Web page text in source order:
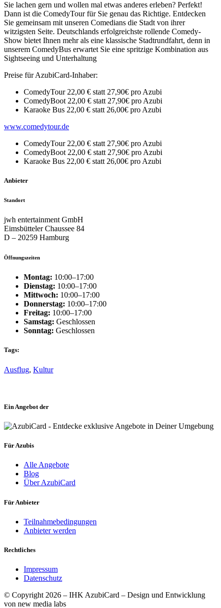
Sie lachen gern und wollen mal etwas anderes erleben? Perfekt!
Dann ist die ComedyTour für Sie genau das Richtige. Entdecken
Sie gemeinsam mit unseren Comedians die Stadt von ihrer
witzigsten Seite. Deutschlands erfolgreichste rollende Comedy-
Show bietet Ihnen mehr als eine klassische Stadtrundfahrt, denn in
unserem ComedyBus erwartet Sie eine spritzige Kombination aus
Sightseeing und Unterhaltung
Preise für AzubiCard-Inhaber:
ComedyTour 22,00 € statt 27,90€ pro Azubi
ComedyBoot 22,00 € statt 27,90€ pro Azubi
Karaoke Bus 22,00 € statt 26,00€ pro Azubi
www.comedytour.de
ComedyTour 22,00 € statt 27,90€ pro Azubi
ComedyBoot 22,00 € statt 27,90€ pro Azubi
Karaoke Bus 22,00 € statt 26,00€ pro Azubi
Anbieter
Standort
jwh entertainment GmbH
Eimsbütteler Chaussee 84
D – 20259 Hamburg
Öffnungszeiten
Montag: 10:00–17:00
Dienstag: 10:00–17:00
Mittwoch: 10:00–17:00
Donnerstag: 10:00–17:00
Freitag: 10:00–17:00
Samstag: Geschlossen
Sonntag: Geschlossen
Tags:
Ausflug, Kultur
Ein Angebot der
Für Azubis
Alle Angebote
Blog
Über AzubiCard
Für Anbieter
Teilnahmebedingungen
Anbieter werden
Rechtliches
Impressum
Datenschutz
© Copyright 2026 – IHK AzubiCard – Design und Entwicklung
von new media labs